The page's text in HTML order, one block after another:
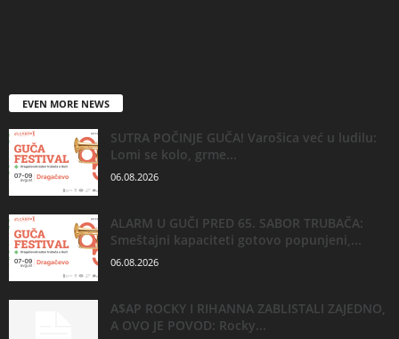
EVEN MORE NEWS
SUTRA POČINJE GUČA! Varošica već u ludilu:
Lomi se kolo, grme...
06.08.2026
ALARM U GUČI PRED 65. SABOR TRUBAČA:
Smeštajni kapaciteti gotovo popunjeni,...
06.08.2026
A$AP ROCKY I RIHANNA ZABLISTALI ZAJEDNO,
A OVO JE POVOD: Rocky...